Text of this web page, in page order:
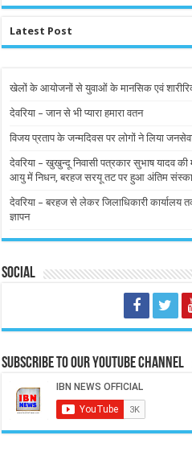
Latest Post
खेलों के आयोजनों से युवाओं के मानसिक एवं
देवरिया – जान से भी प्यारा हमारा वतन
विजय प्रताप के जन्मदिवस पर लोगों ने लिया
देवरिया – खुखुन्दू निवासी पत्रकार सुभाष यादव की
आयु में निधन, बरहज सरयू तट पर हुआ अंतिम
देवरिया – बरहज से लेकर जिलाधिकारी कार्यालय
ज्ञापन
Social
Subscribe to our Youtube Channel